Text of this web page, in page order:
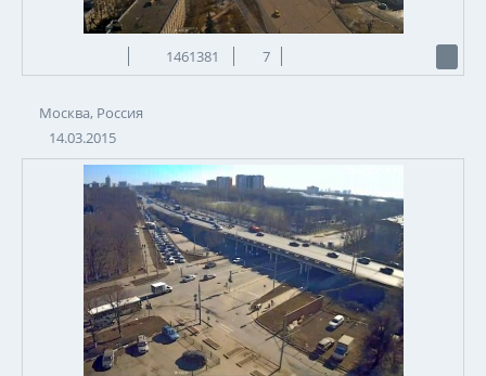
1461381 7
Москва, Россия
14.03.2015